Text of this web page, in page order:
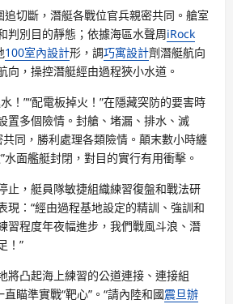
追切斷，潛艇各戰位官兵親密共同。艙室
判別目的靜態；依據海區水聲周iRock
100室內設計形，調巧寓設計劑潛艇航向
向，操控潛艇經由過程狹小水道。
！”“配電板掉火！”在隱藏突防的要害時
置多個險情。封艙、堵漏、排水、滅
同，勝利處理各類險情。顛末數小時纏
水面艦艇封閉，對目的實行有用衝擊。
止，艇員隊敏捷組織練習復盤和戰法研
現：“經由過程基地設定的精訓、強訓和
習程度年夜幅進步，我們戰風斗浪、潛
！”
將凸起海上練習的公道連接、連接組
瞄準實戰“靶心”。“請內陸和國震旦辦